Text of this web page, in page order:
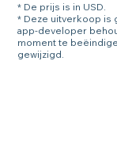
* De prijs is in USD.
* Deze uitverkoop is
app-developer
moment te
gewijzigd.